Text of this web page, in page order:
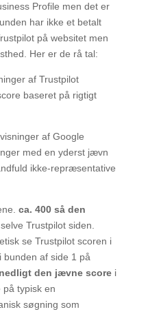
Profile men det er
har ikke et betalt
på websitet men
Her er de rå tal:
af Trustpilot
baseret på rigtigt
af Google
med en yderst jævn
ikke-repræsentative
ca. 400 så den
Trustpilot siden.
se Trustpilot scoren i
bunden af side 1 på
den jævne scorei
typisk en
søgning som